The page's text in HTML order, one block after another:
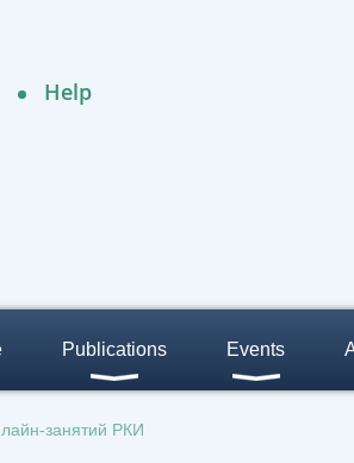
Help
Publications Events
занятий РКИ